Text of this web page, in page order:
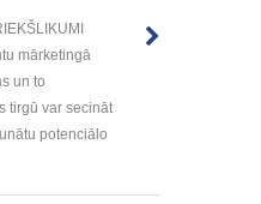
mārketingā
un to
tirgū var secināt
potenciālo